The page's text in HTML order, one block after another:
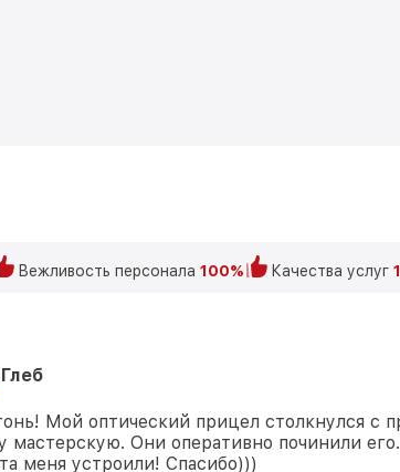
Вежливость персонала 100% Качества услуг
Мой оптический прицел столкнулся с
мастерскую. Они оперативно починили
меня устроили! Спасибо)))